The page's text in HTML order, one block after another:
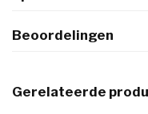
Beoordelingen
Gerelateerde